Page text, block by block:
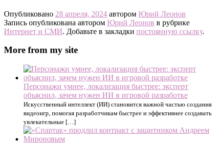
Опубликовано 28 апреля, 2024 автором Юрий Леонов
Запись опубликована автором Юрий Леонов в рубрике
Интернет и СМИ. Добавьте в закладки постоянную ссылку.
More from my site
Персонажи умнее, локализация быстрее: эксперт
объяснил, зачем нужен ИИ в игровой разработке
Искусственный интеллект (ИИ) становится важной частью создания
видеоигр, помогая разработчикам быстрее и эффективнее создавать
увлекательные […]